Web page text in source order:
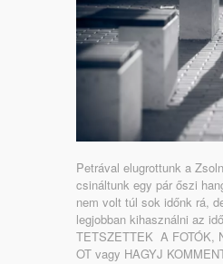
Petrával elugrottunk a
csináltunk egy pár őszi
nem volt túl sok időnk rá,
legjobban kihasználni az
TETSZETTEK A FOTÓK,
OT vagy HAGYJ